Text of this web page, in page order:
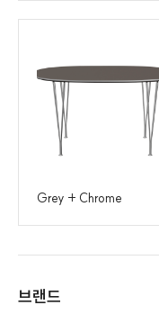
Grey + Chrome
브랜드